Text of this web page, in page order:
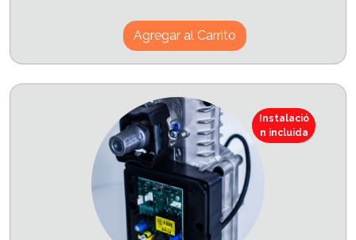
Agregar al Carrito
Instalació
n incluida